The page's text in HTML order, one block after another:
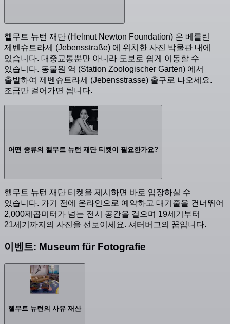
헬무트 뉴턴 재단 (Helmut Newton Foundation) 은 베를린
제벤슈트라세 (Jebensstraße) 에 위치한 사진 박물관 내에
있습니다. 대중교통뿐만 아니라 도보로 쉽게 이동할 수
있습니다. 동물원 역 (Station Zoologischer Garten) 에서
출발하여 제벤슈트라세 (Jebensstrasse) 출구로 나오세요.
조금만 걸어가면 됩니다.
어떤 종류의 헬무트 뉴턴 재단 티켓이 필요한가요?
헬무트 뉴턴 재단 티켓을 제시하면 바로 입장하실 수
있습니다. 가기 전에 온라인으로 예약하고 대기줄을 건너뛰어
2,000제곱미터가 넘는 전시 공간을 걸으며 19세기부터
21세기까지의 사진을 선보이세요. 셔터버그의 꿈입니다.
이벤트: Museum für Fotografie
헬무트 뉴턴의 사유 재산